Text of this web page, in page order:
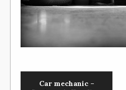
Car mechanic –